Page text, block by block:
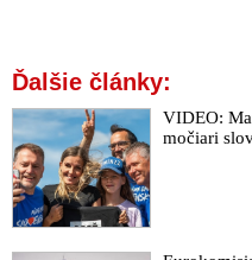
Ďalšie články:
VIDEO:
močiari